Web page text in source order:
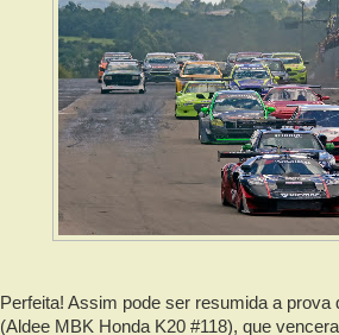
Perfeita! Assim pode ser resumida a prova
(Aldee MBK Honda K20 #118), que